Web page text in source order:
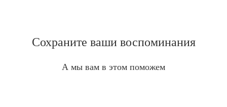
Сохраните ваши воспоминания
А мы вам в этом поможем